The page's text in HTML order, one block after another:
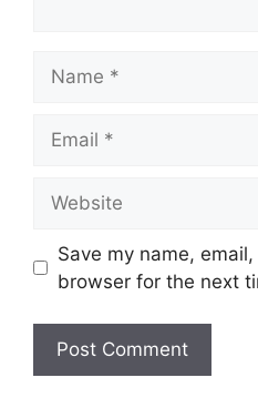
Save my name,
browser for the next